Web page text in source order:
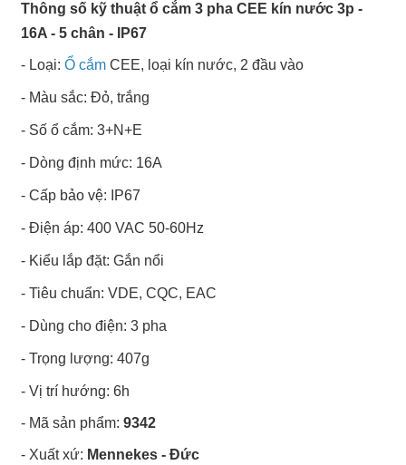
Thông số kỹ thuật ổ cắm 3 pha CEE kín nước 3p -
16A - 5 chân - IP67
- Loại: Ổ cắm CEE, loại kín nước, 2 đầu vào
- Màu sắc: Đỏ, trắng
- Số ổ cắm: 3+N+E
- Dòng định mức: 16A
- Cấp bảo vệ: IP67
- Điện áp: 400 VAC 50-60Hz
- Kiểu lắp đặt: Gắn nổi
- Tiêu chuẩn: VDE, CQC, EAC
- Dùng cho điện: 3 pha
- Trọng lượng: 407g
- Vị trí hướng: 6h
- Mã sản phẩm: 9342
- Xuất xứ: Mennekes - Đức